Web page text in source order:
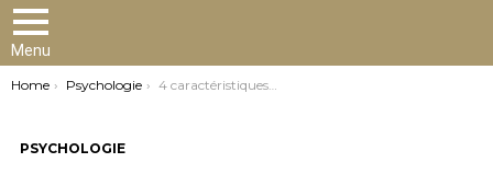
Menu
You are here:
Home Psychologie 4 caractéristiques des enfants hypersensibles
PSYCHOLOGIE